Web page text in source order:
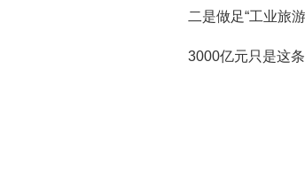
二是做足“工业旅
3000亿元只是这